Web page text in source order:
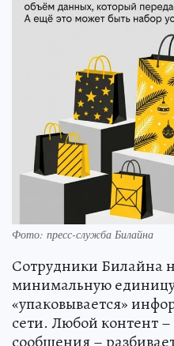
Фото: пресс-служба Билайна
Сотрудники Билайна
минимальную
«упаковывается»
сети. Любой контент
сообщения –